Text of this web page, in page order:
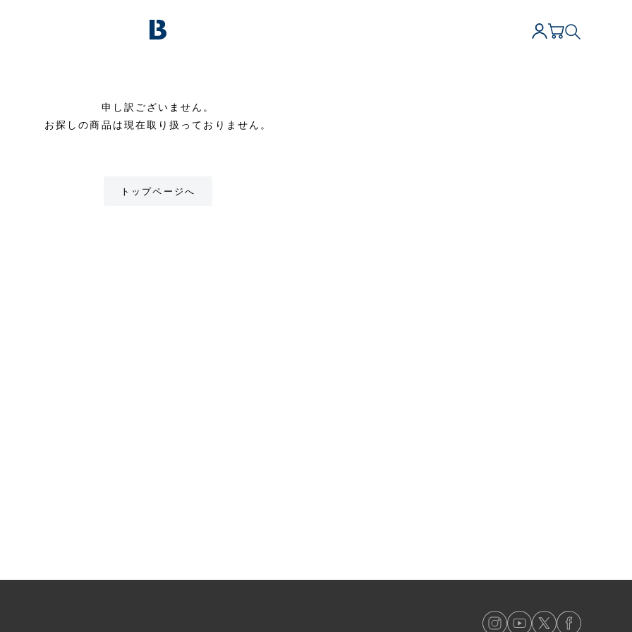
申し訳ございません。
お探しの商品は現在取り扱っておりません。
トップページへ